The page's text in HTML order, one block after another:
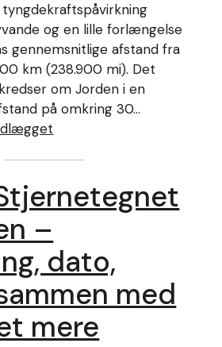
og en lille forlængelse
gennemsnitlige afstand fra
km (238.900 mi). Det
om Jorden i en
på omkring 30…
–
dato,
med
mere